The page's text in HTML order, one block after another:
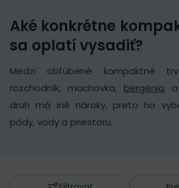
Aké konkrétne
sa oplatí vysadiť?
Medzi obľúbené kompaktné
rozchodník, machovka, bergénia a
druh má iné nároky, preto ho
pôdy, vody a priestoru.